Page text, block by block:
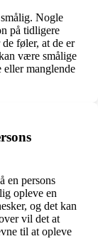
Nogle
på tidligere
føler, at de er
være smålige
eller manglende
en persons
opleve en
og det kan
vil det at
til at opleve